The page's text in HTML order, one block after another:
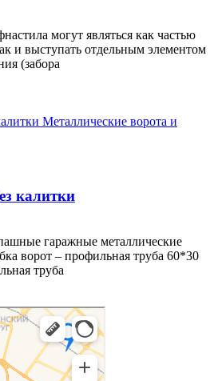
могут являться как частью
и выступать отдельным элементом
(забора
калитки
гаражные металлические
ворот – профильная труба 60*30
труба